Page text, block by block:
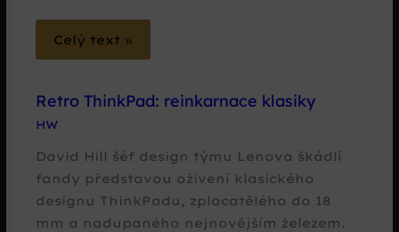
Celý text »
Retro ThinkPad: reinkarnace klasiky
HW
David Hill šéf design týmu Lenova škádlí
fandy představou oživení klasického
designu ThinkPadu, zplacatělého do 18
mm a nadupaného nejnovějším železem.